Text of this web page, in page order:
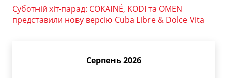
Суботній хіт-парад: COKAINÉ, KODI та OMEN
представили нову версію Cuba Libre & Dolce Vita
Серпень 2026